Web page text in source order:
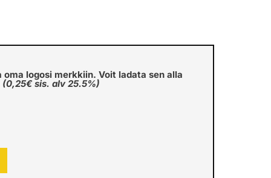
logosi merkkiin. Voit ladata sen alla
(0,25€ sis. alv 25.5%)